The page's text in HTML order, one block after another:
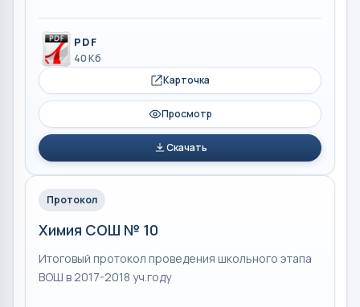
PDF
40 Кб
Карточка
Просмотр
Скачать
Протокол
Химия СОШ № 10
Итоговый протокол проведения школьного этапа
ВОШ в 2017-2018 уч.году